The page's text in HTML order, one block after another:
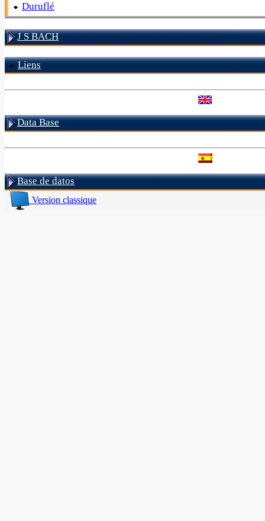
Duruflé
J S BACH
Liens
Data Base
Base de datos
Version classique